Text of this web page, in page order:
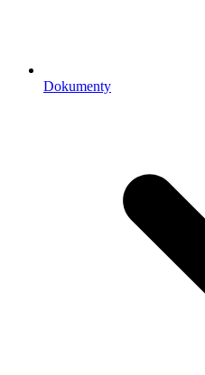
Dokumenty